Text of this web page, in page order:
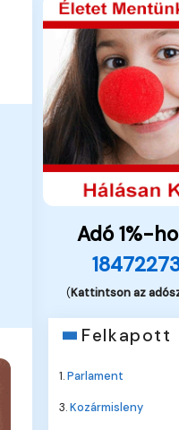
Adó 1%-
(Kattintson az
Felkapott
1.Parlament
3.Kozármisleny